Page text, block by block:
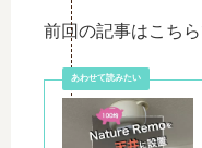
前回の記事はこちら